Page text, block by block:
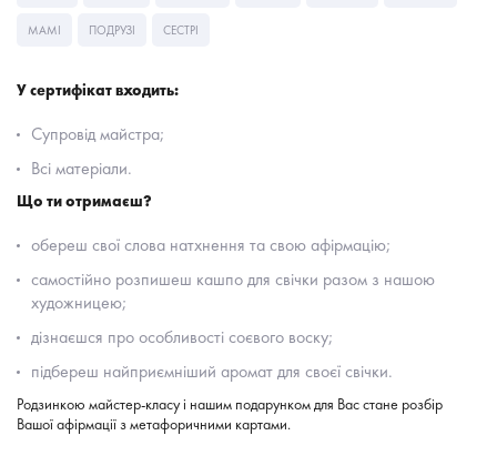
МАМІ ПОДРУЗІ СЕСТРІ
У сертифікат входить:
Супровід майстра;
Всі матеріали.
Що ти отримаєш?
обереш свої слова натхнення та свою афірмацію;
самостійно розпишеш кашпо для свічки разом з нашою
художницею;
дізнаєшся про особливості соєвого воску;
підбереш найприємніший аромат для своєї свічки.
Родзинкою майстер-класу і нашим подарунком для Вас стане розбір
Вашої афірмації з метафоричними картами.